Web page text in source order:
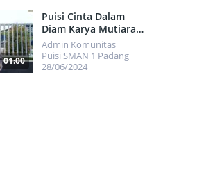
01:00
Puisi Cinta Dalam
Diam Karya Mutiara
Rhamadani Anadra
Admin Komunitas
Puisi SMAN 1 Padang
28/06/2024